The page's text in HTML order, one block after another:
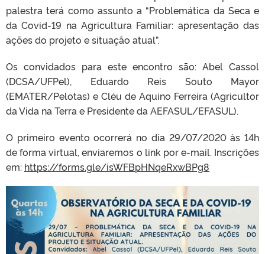
palestra terá como assunto a “Problemática da Seca e
da Covid-19 na Agricultura Familiar: apresentação das
ações do projeto e situação atual”.
Os convidados para este encontro são: Abel Cassol
(DCSA/UFPel), Eduardo Reis Souto Mayor
(EMATER/Pelotas) e Cléu de Aquino Ferreira (Agricultor
da Vida na Terra e Presidente da AEFASUL/EFASUL).
O primeiro evento ocorrerá no dia 29/07/2020 às 14h
de forma virtual, enviaremos o link por e-mail. Inscrições
em: https://forms.gle/isWFBpHNqeRxwBPg8